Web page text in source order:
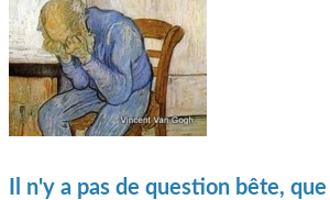
Il n'y a pas de question bête,